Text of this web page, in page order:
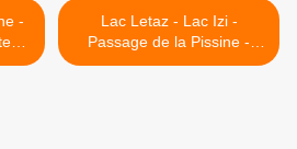
Lac Letaz - Lac Izi -
Passage de la Pissine -
Mont Touvet (2724m) -